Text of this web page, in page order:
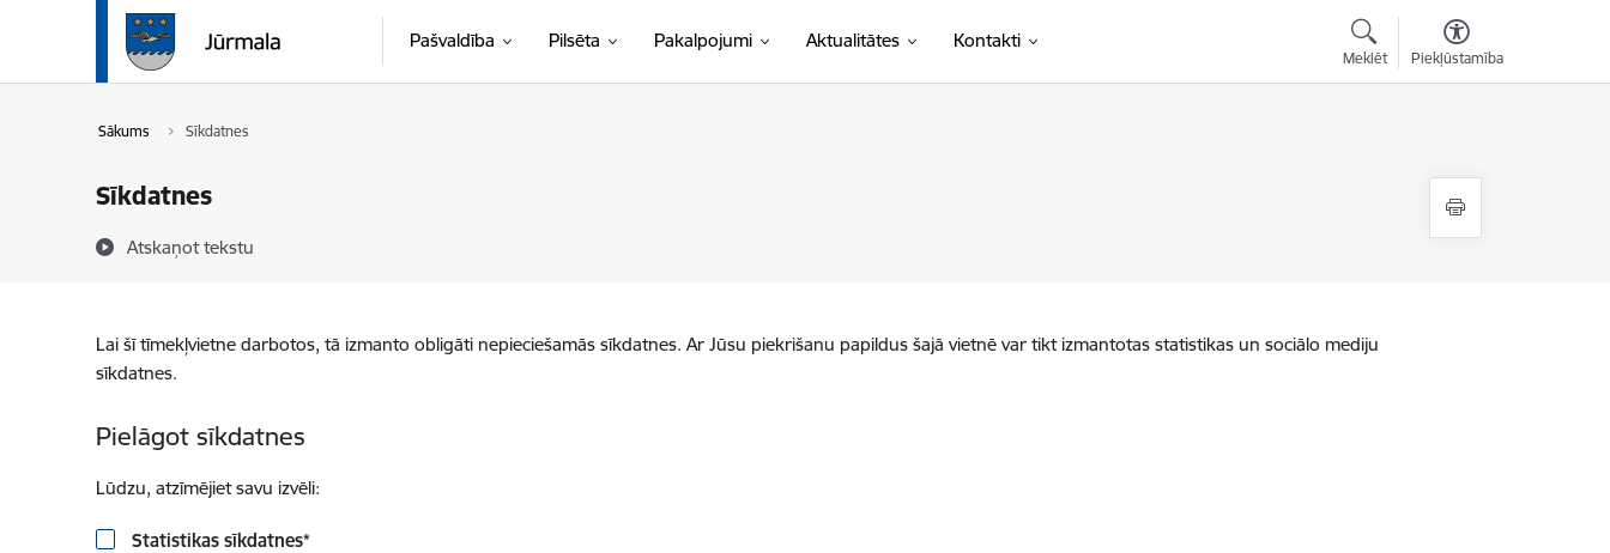
Pāriet uz lapas saturu
Pašvaldība Pilsēta Pakalpojumi Aktualitātes Kontakti
Meklēt Piekļūstamība
Sākums Sīkdatnes
Sīkdatnes
Atskaņot tekstu
Lai šī tīmekļvietne darbotos, tā izmanto obligāti nepieciešamās sīkdatnes. Ar Jūsu piekrišanu papildus šajā vietnē var tikt izmantotas statistikas un sociālo mediju
sīkdatnes.
Pielāgot sīkdatnes
Lūdzu, atzīmējiet savu izvēli:
Statistikas sīkdatnes*